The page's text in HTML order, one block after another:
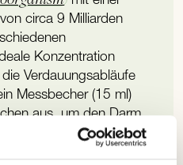
circa 9 Milliarden
Konzentration
Verdauungsabläufe
Messbecher (15 ml)
aus, um den Darm
Gesundheit